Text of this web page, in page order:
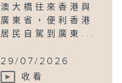
澳大橋往來香港與
廣東省，便利香港
居民自駕到廣東...
29/07/2026
收看